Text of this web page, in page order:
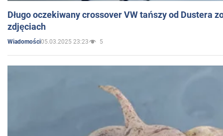
Długo oczekiwany crossover VW tańszy od Dustera
zdjęciach
Wiadomości05.03.2025 23:23 5